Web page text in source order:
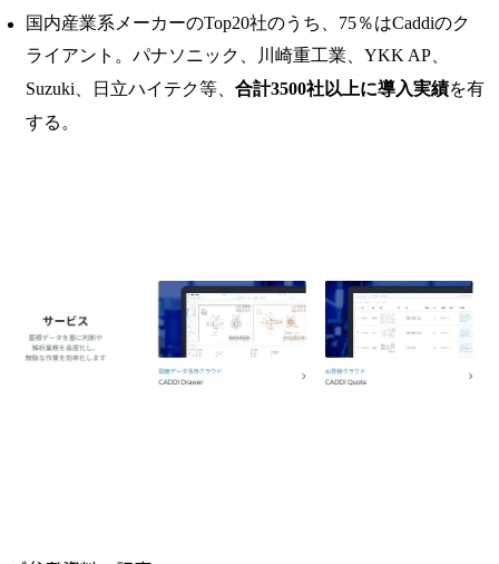
国内産業系メーカーのTop20社のうち、75％はCaddiのク
ライアント。パナソニック、川崎重工業、YKK AP、
Suzuki、日立ハイテク等、 合計3500社以上に導入実績を有
する。